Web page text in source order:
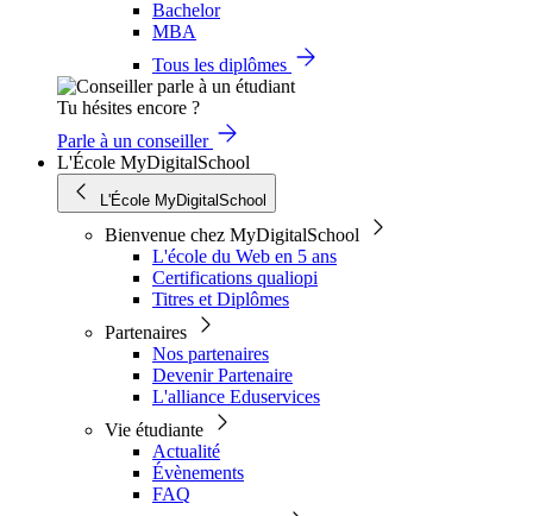
Bachelor
MBA
Tous les diplômes
Tu hésites encore ?
Parle à un conseiller
L'École MyDigitalSchool
L'École MyDigitalSchool
Bienvenue chez MyDigitalSchool
L'école du Web en 5 ans
Certifications qualiopi
Titres et Diplômes
Partenaires
Nos partenaires
Devenir Partenaire
L'alliance Eduservices
Vie étudiante
Actualité
Évènements
FAQ